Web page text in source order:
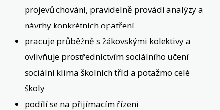
projevů chování, pravidelně provádí analýzy a
návrhy konkrétních opatření
pracuje průběžně s žákovskými kolektivy a
ovlivňuje prostřednictvím sociálního učení
sociální klima školních tříd a potažmo celé
školy
podílí se na přijímacím řízení